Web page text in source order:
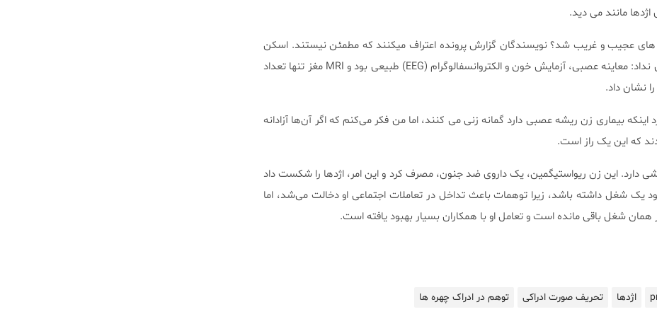
مانند می دید.
عجیب و غریب شد؟ نویسندگان گزارش پرونده اعتراف میکنند که مطمئن نیستند. اسکن
مغز علت مشخصی را نشان نداد: معاینه عصبی، آزمایش خون و الکتروانسفالوگرام (EEG) طبیعی بود و MRI مغز تنها تعداد
نشان داد.
اینکه بیماری زن ریشه عصبی دارد گمانه زنی می کنند، اما من فکر می‌کنم که اگر آن‌ها آزادانه
که این یک راز است.
دارد. این زن ریواستیگمین، یک داروی ضد جنون، مصرف کرد و این امر، اژدها را شکست داد
بود یک شغل داشته باشد، زیرا توهمات باعث تداخل در تعاملات اجتماعی او دخالت می‌شد، اما
اژدها تحریف صورت ادراکی توهم در ادراک چهره ها